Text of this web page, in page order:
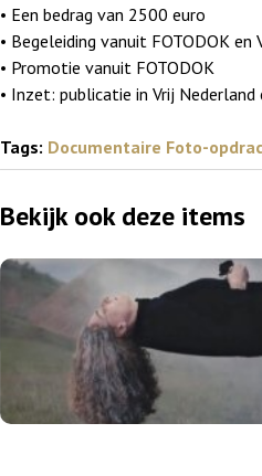
• Een bedrag van 2500 euro
• Begeleiding vanuit FOTODOK en
• Promotie vanuit FOTODOK
• Inzet: publicatie in Vrij
Tags: Documentaire Foto-
Bekijk ook deze items